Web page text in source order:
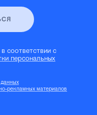
соответствии с
персональных
рекламных материалов